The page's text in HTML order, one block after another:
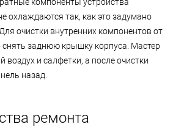
компоненты устройства
охлаждаются так, как это задумано
очистки внутренних компонентов от
заднюю крышку корпуса. Мастер
воздух и салфетки, а после очистки
назад.
ремонта